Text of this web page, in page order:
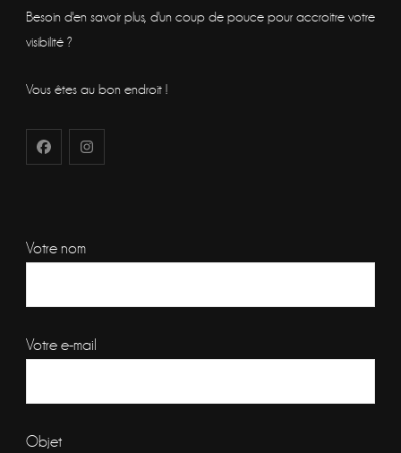
Besoin d'en savoir plus, d'un coup de pouce pour accroitre votre
visibilité ?
Vous êtes au bon endroit !
Votre nom
Votre e-mail
Objet